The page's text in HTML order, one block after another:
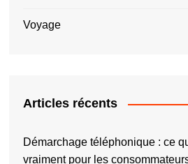
Voyage
Articles récents
Démarchage téléphonique : ce
vraiment pour les